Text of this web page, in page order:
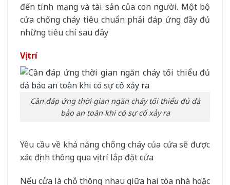
đến tính mạng và tài sản của con người. Một bộ
cửa chống cháy tiêu chuẩn phải đáp ứng đầy đủ
những tiêu chí sau đây
Vị trí
Cần đáp ứng thời gian ngăn cháy tối thiểu đủ dả
bảo an toàn khi có sự cố xảy ra
Yêu cầu về khả năng chống cháy của cửa sẽ được
xác định thông qua vị trí lắp đặt cửa
Nếu cửa là chỗ thông nhau giữa hai tòa nhà hoặc